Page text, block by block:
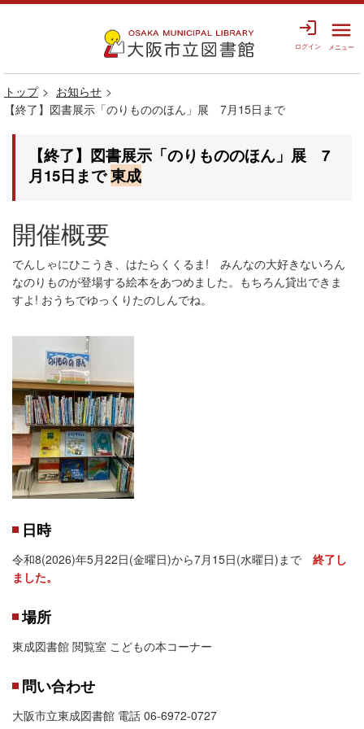
login
ログイン
menu
メニュー
トップ
お知らせ
【終了】図書展示「のりもののほん」展 7月15日まで
【終了】図書展示「のりもののほん」展 7
月15日まで東成
開催概要
でんしゃにひこうき、はたらくくるま! みんなの大好きないろん
なのりものが登場する絵本をあつめました。もちろん貸出できま
すよ! おうちでゆっくりたのしんでね。
日時
令和8(2026)年5月22日(金曜日)から7月15日(水曜日)まで 終了し
ました。
場所
東成図書館 閲覧室 こどもの本コーナー
問い合わせ
大阪市立東成図書館 電話 06-6972-0727